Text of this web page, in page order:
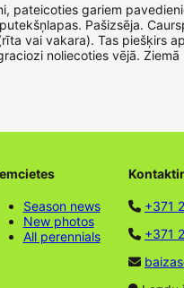
pateicoties gariem
Pašizsēja.
vai vakara). Tas piešķirs
noliecoties vējā.
Season news
New photos
All perennials
+371
+371